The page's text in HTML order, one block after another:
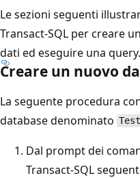
Le sezioni seguenti
Transact-SQL per creare
dati ed eseguire una query.
Creare un nuovo
La seguente procedura
database denominato
Dal prompt dei
Transact-SQL